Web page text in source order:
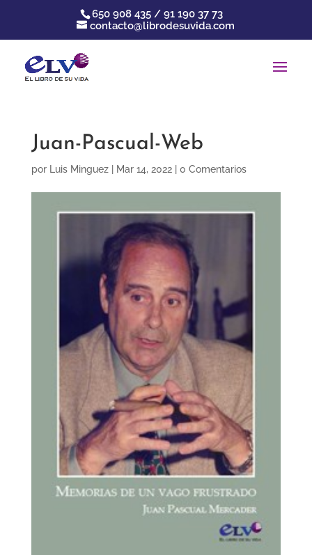
650 908 435 / 91 190 37 73
contacto@librodesuvida.com
Juan-Pascual-Web
por Luis Minguez| Mar 14, 2022| 0 Comentarios